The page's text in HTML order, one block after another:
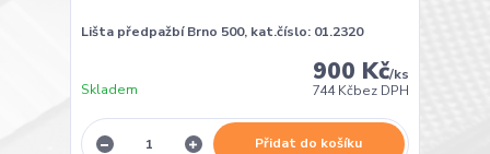
Lišta předpažbí Brno 500, kat.číslo: 01.2320
900 Kč/ks
744 Kčbez DPH
Skladem
Přidat do košíku